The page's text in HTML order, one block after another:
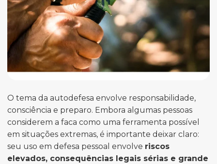
O tema da autodefesa envolve responsabilidade,
consciência e preparo. Embora algumas pessoas
considerem a faca como uma ferramenta possível
em situações extremas, é importante deixar claro:
seu uso em defesa pessoal envolve riscos
elevados, consequências legais sérias e grande